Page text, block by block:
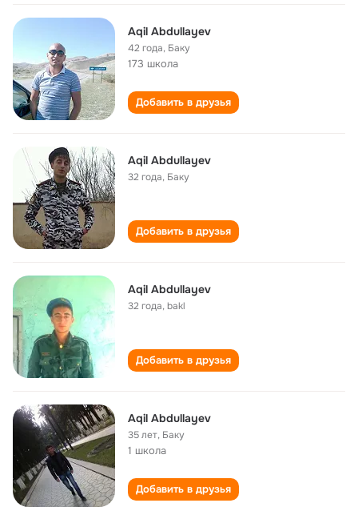
Aqil Abdullayev
42 года, Баку
173 школа
Добавить в друзья
Aqil Abdullayev
32 года, Баку
Добавить в друзья
Aqil Abdullayev
32 года,bakl
Добавить в друзья
Aqil Abdullayev
35 лет, Баку
1 школа
Добавить в друзья